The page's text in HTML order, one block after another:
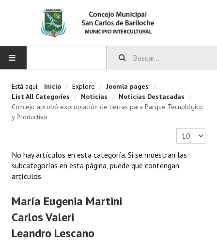
CONCEJO
Comisiones Permanentes
Concejales Mandato Cumplido
Programas
Está aquí: Inicio / Explore / Joomla pages /
List All Categories / Noticias / Noticias Destacadas /
Concejo aprobó expropiación de tierras para Parque Tecnológico
y Productivo
Cantidad a
No hay artículos en esta categoría. Si se muestran las
subcategorías en esta página, puede que contengan
artículos.
María Eugenia Martini
Carlos Valeri
Leandro Lescano